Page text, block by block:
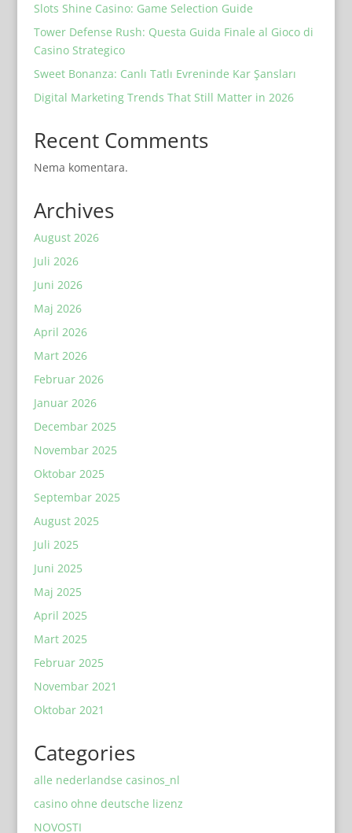
Slots Shine Casino: Game Selection Guide
Tower Defense Rush: Questa Guida Finale al Gioco di
Casino Strategico
Sweet Bonanza: Canlı Tatlı Evreninde Kar Şansları
Digital Marketing Trends That Still Matter in 2026
Recent Comments
Nema komentara.
Archives
August 2026
Juli 2026
Juni 2026
Maj 2026
April 2026
Mart 2026
Februar 2026
Januar 2026
Decembar 2025
Novembar 2025
Oktobar 2025
Septembar 2025
August 2025
Juli 2025
Juni 2025
Maj 2025
April 2025
Mart 2025
Februar 2025
Novembar 2021
Oktobar 2021
Categories
alle nederlandse casinos_nl
casino ohne deutsche lizenz
NOVOSTI